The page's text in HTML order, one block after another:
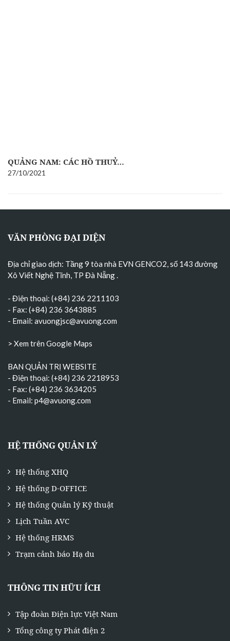
QUẢNG NAM: CÁC HỒ THUỶ…
27/10/2021
VĂN PHÒNG ĐẠI DIỆN
Địa chỉ giao dịch: Tầng 9 tòa nhà EVN GENCO2, số 143 đường
Xô Viết Nghệ Tĩnh, TP Đà Nẵng.
- Điện thoại: (+84) 236 2211103
- Fax: (+84) 236 3643885
- Email: avuongjsc@avuong.com
> Xem trên Google Maps
BAN QUẢN TRỊ WEBSITE
- Điện thoại: (+84) 236 2218953
- Fax: (+84) 236 3634205
- Email: p4@avuong.com
HỆ THỐNG QUẢN LÝ
Hệ thống XHQ
Hệ thống D-OFFICE
Hệ thống Quản lý Kỹ thuật
Lịch Tuần AVC
Hệ thống HRMS
Trạm cảnh báo Hạ du
THÔNG TIN HỮU ÍCH
Tập đoàn Điện lực Việt Nam
Tổng công ty Phát điện 2